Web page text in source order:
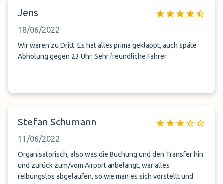
Jens
18/06/2022
Wir waren zu Dritt. Es hat alles prima geklappt, auch späte
Abholung gegen 23 Uhr. Sehr freundliche Fahrer.
Stefan Schumann
11/06/2022
Organisatorisch, also was die Buchung und den Transfer hin
und zurück zum/vom Airport anbelangt, war alles
reibungslos abgelaufen, so wie man es sich vorstellt und